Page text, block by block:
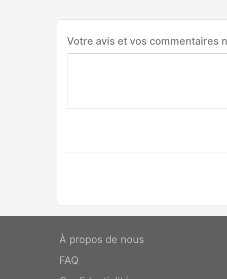
Votre avis et vos commentaires
À propos de nous
FAQ